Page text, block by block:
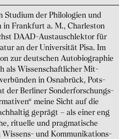
Studium der Philo­logien und
in Frank­furt a. M., Charles­ton
DAAD-Austausch­lektor für
an der Univer­sität Pisa. Im
zur deutschen Auto­bio­graphie
als Wissen­schaft­licher Mit­
in Osna­brück, Pots­
der Ber­liner Sonder­forschungs­
meine Sicht auf die
geprägt – als einer eng
rituelle und prag­matische
Wissens- und Kommuni­kations­